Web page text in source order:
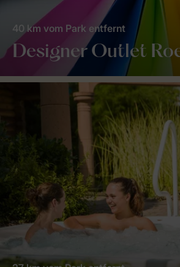
Designer Outlet
40 km vom Park entfernt